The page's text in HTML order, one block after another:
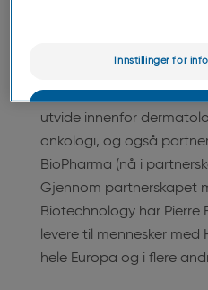
innen målrettede
utvide innenfor
onkologi, og også
BioPharma (nå i
Gjennom partnerskapet
Biotechnology har Pierre
levere til mennesker med
hele Europa og i flere
Innstillinger for
Bare det